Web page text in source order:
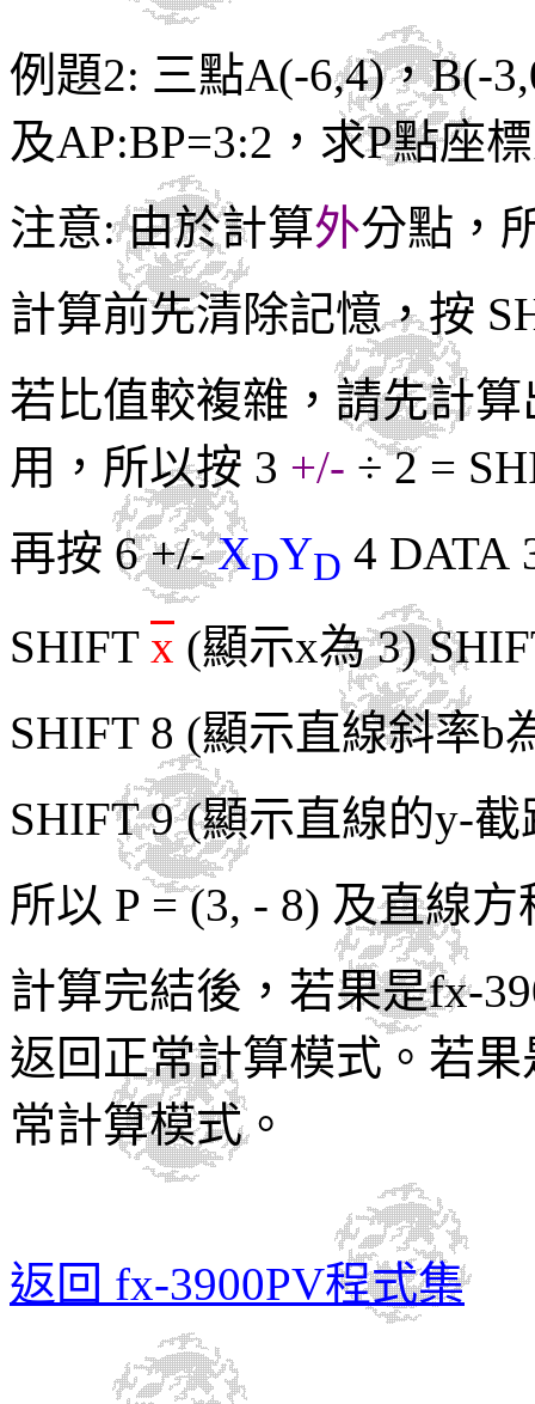
例題2: 三點A(-6,4)，B(-
及AP:BP=3:2，求P點座
注意: 由於計算外分點，
計算前先清除記憶，按
若比值較複雜，請先計
用，所以按 3 +/- ÷ 2 =
再按 6 +/- XDYD 4 DATA
SHIFT x (顯示x為 3)
SHIFT 8 (顯示直線斜率b
SHIFT 9 (顯示直線的y-截
所以 P = (3, - 8) 及直線
計算完結後，若果是fx-
返回正常計算模式。若
常計算模式。
返回 fx-3900PV程式集